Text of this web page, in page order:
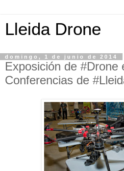
Lleida Drone
domingo, 1 de junio de 2014
Exposición de #Drone
Conferencias de